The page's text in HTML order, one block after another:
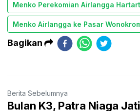
Menko Perekomian Airlangga
Menko Airlangga ke Pasar
Bagikan
Berita Sebelumnya
Bulan K3, Patra Niaga